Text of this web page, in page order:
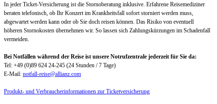
In jeder Ticket-Versicherung ist die Stornoberatung inklusive. Erfahrene Reisemediziner
beraten telefonisch, ob Ihr Konzert im Krankheitsfall sofort storniert werden muss,
abgewartet werden kann oder ob Sie doch reisen können. Das Risiko von eventuell
höheren Stornokosten übernehmen wir. So lassen sich Zahlungskürzungen im Schadenfall
vermeiden.
Bei Notfällen während der Reise ist unsere Notrufzentrale jederzeit für Sie da:
Tel: +49 (0)89 624 24-245 (24 Stunden / 7 Tage)
E-Mail: notfall-reise@allianz.com
Produkt- und Verbraucherinformationen zur Ticketversicherung